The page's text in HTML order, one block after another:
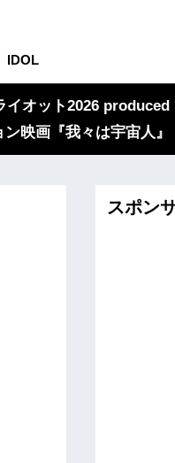
IDOL
オット2026
映画『我々は宇宙人』
スポン